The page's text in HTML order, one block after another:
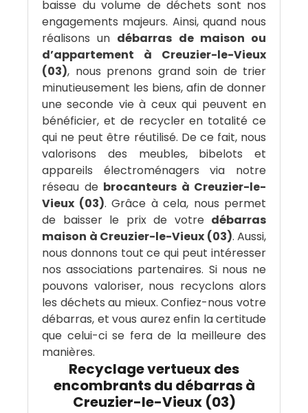
baisse du volume de déchets sont nos
engagements majeurs. Ainsi, quand nous
réalisons un débarras de maison ou
d’appartement à Creuzier-le-Vieux
(03), nous prenons grand soin de trier
minutieusement les biens, afin de donner
une seconde vie à ceux qui peuvent en
bénéficier, et de recycler en totalité ce
qui ne peut être réutilisé. De ce fait, nous
valorisons des meubles, bibelots et
appareils électroménagers via notre
réseau de brocanteurs à Creuzier-le-
Vieux (03). Grâce à cela, nous permet
de baisser le prix de votre débarras
maison à Creuzier-le-Vieux (03). Aussi,
nous donnons tout ce qui peut intéresser
nos associations partenaires. Si nous ne
pouvons valoriser, nous recyclons alors
les déchets au mieux. Confiez-nous votre
débarras, et vous aurez enfin la certitude
que celui-ci se fera de la meilleure des
manières.
Recyclage vertueux des
encombrants du débarras à
Creuzier-le-Vieux (03)